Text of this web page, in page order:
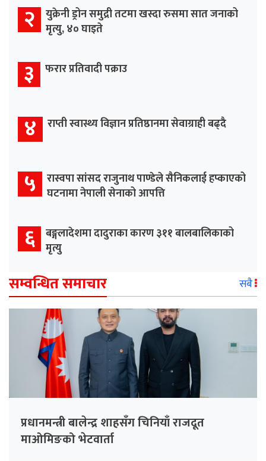
२ युक्रेनी ड्रोन समुद्री तटमा खस्दा रुसमा सात जनाको
मृत्यु, ४० घाइते
३ फरार प्रतिवादी पक्राउ
४ राप्ती स्वास्थ्य विज्ञान प्रतिष्ठानमा सेवाग्राही बढ्दै
५ रास्वपा सांसद राजुनाथ पाण्डेले सैनिकलाई हप्काएको
घटनामा नेपाली सेनाको आपत्ति
६ बङ्गलादेशमा दादुराका कारण ३११ बालबालिकाको
मृत्यु
सम्वन्धित समाचार सबै
प्रधानमन्त्री बालेन्द्र शाहसँग चिनियाँ राजदूत
माओमिङको भेटवार्ता